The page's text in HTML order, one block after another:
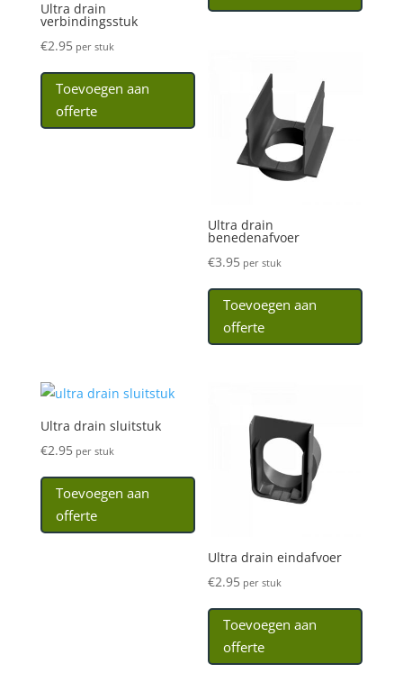
Ultra drain
verbindingsstuk
€2.95per stuk
Toevoegen aan
offerte
Ultra drain
benedenafvoer
€3.95 per stuk
Toevoegen aan
offerte
Ultra drain sluitstuk
€2.95per stuk
Toevoegen aan
offerte
Ultra drain eindafvoer
€2.95 per stuk
Toevoegen aan
offerte